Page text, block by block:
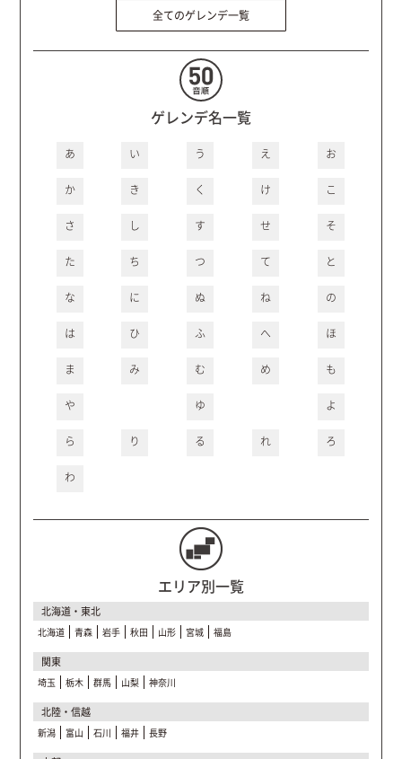
全てのゲレンデ一覧
ゲレンデ名一覧
あ い う え お
か き く け こ
さ し す せ そ
た ち つ て と
な に ぬ ね の
は ひ ふ へ ほ
ま み む め も
や ゆ よ
ら り る れ ろ
わ
エリア別一覧
北海道・東北
北海道 青森 岩手 秋田 山形 宮城 福島
関東
埼玉 栃木 群馬 山梨 神奈川
北陸・信越
新潟 富山 石川 福井 長野